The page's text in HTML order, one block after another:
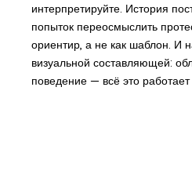
интерпретируйте. История
попыток переосмыслить
ориентир, а не как шаблон. И
визуальной составляющей:
поведение — всё это